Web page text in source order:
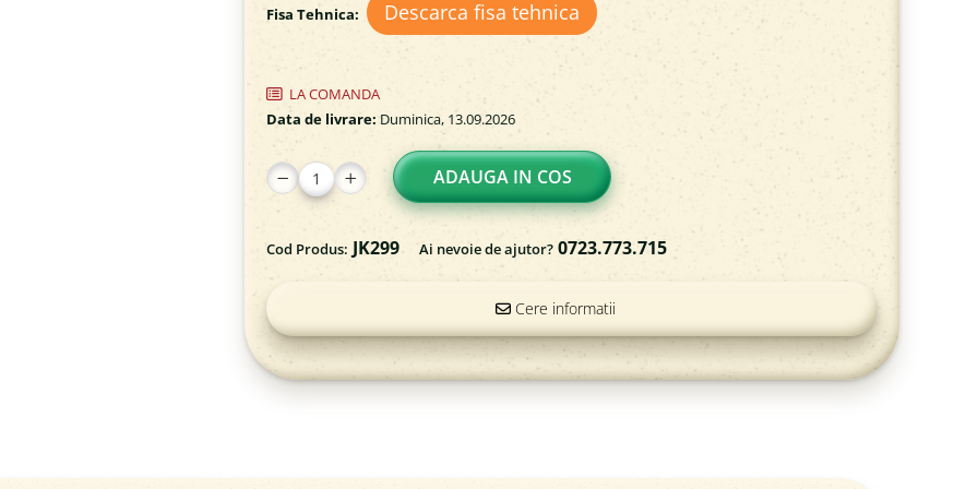
Fisa Tehnica: Descarca fisa tehnica
LA COMANDA
Data de livrare: Duminica, 13.09.2026
ADAUGA IN COS
Cod Produs: JK299 Ai nevoie de ajutor? 0723.773.715
Cere informatii